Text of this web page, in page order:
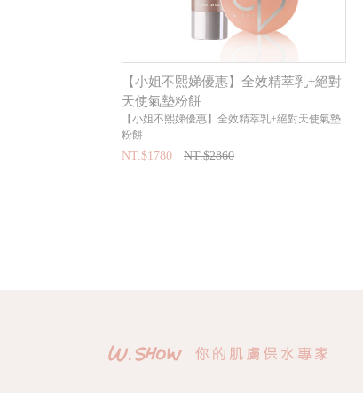
【小姐不熙娣優惠】全效精萃乳+絕對
天使氣墊粉餅
【小姐不熙娣優惠】全效精萃乳+絕對天使氣墊
粉餅
NT.$1780 NT.$2860